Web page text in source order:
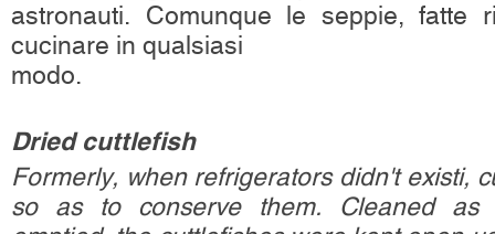
astronauti. Comunque le seppie, fatte
cucinare in qualsiasi
modo.
Dried cuttlefish
Formerly, when refrigerators didn't existi,
so as to conserve them. Cleaned as